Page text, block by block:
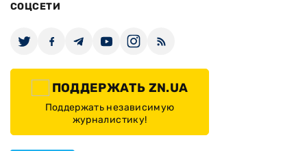
СОЦСЕТИ
ПОДДЕРЖАТЬ ZN.UA
Поддержать независимую
журналистику!